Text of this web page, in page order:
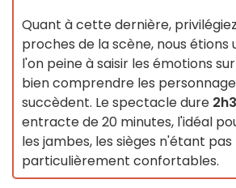
Quant à cette dernière,
proches de la scène, nous étions
l'on peine à saisir les émotions
bien comprendre les
succèdent. Le spectacle dure
entracte de 20 minutes, l'idéal
les jambes, les sièges n'étant pas
particulièrement confortables.